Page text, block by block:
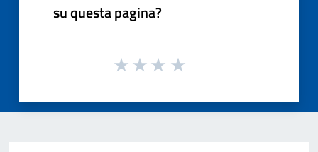
su questa pagina?